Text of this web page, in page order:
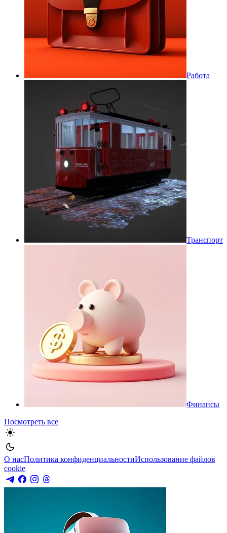
Работа
Транспорт
Финансы
Посмотреть все
О насПолитика конфиденциальностиИспользование файлов
cookie